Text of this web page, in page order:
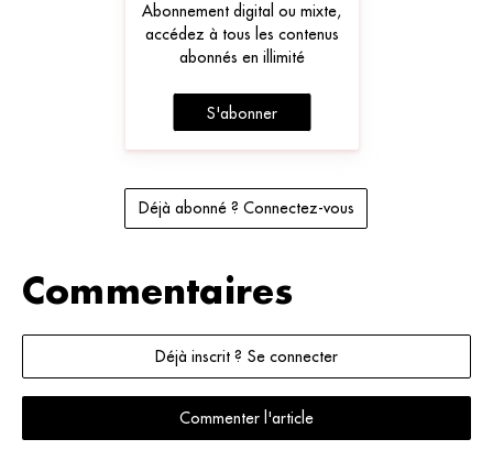
Abonnement digital ou mixte,
accédez à tous les contenus
abonnés en illimité
S'abonner
Déjà abonné ? Connectez-vous
Commentaires
Déjà inscrit ? Se connecter
Commenter l'article